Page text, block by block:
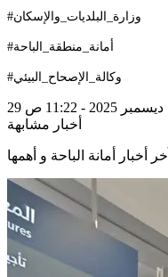
#وزارة_البلديات_والإسكان
#أمانة_منطقة_الباحة
#وكالة_الإصحاح_البيئي
29 ديسمبر 2025 - 11:22 ص
أخبار مشابهة
آخر أخبار أمانة الباحة و أهمها